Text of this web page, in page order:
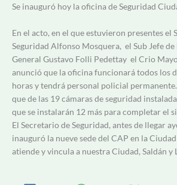
Se inauguró hoy la oficina de Seguridad
En el acto, en el que estuvieron presentes el
Seguridad Alfonso Mosquera, el Sub Jefe
General Gustavo Folli Pedettay el Crio
anunció que laoficina funcionará todos los
horas y tendrá personal policial
que de las 19 cámaras de seguridad
que se instalarán 12 más para completar el
El Secretario de Seguridad, antes de llegar
inauguró la nueve sede del CAP en la
atiende y vincula a nuestra Ciudad, Saldán y